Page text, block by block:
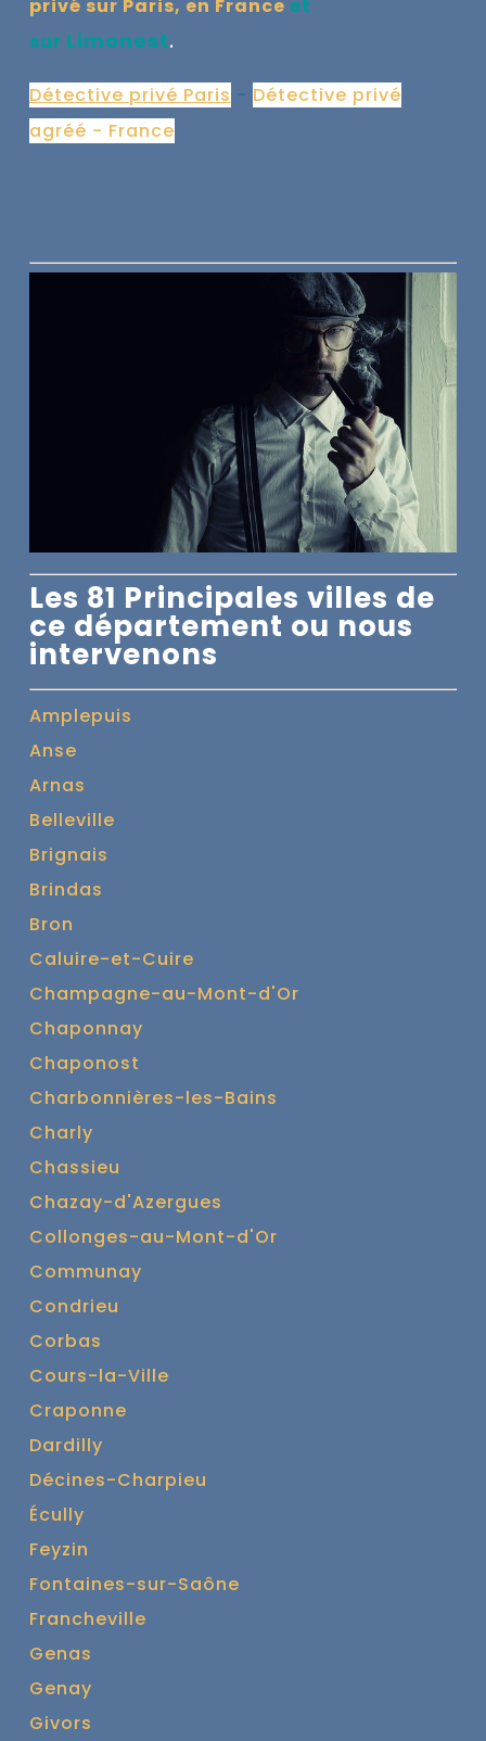
privé sur Paris, en France et
sur Limonest.
Détective privé Paris - Détective privé
agréé - France
Les 81 Principales villes de
ce département ou nous
intervenons
Amplepuis
Anse
Arnas
Belleville
Brignais
Brindas
Bron
Caluire-et-Cuire
Champagne-au-Mont-d'Or
Chaponnay
Chaponost
Charbonnières-les-Bains
Charly
Chassieu
Chazay-d'Azergues
Collonges-au-Mont-d'Or
Communay
Condrieu
Corbas
Cours-la-Ville
Craponne
Dardilly
Décines-Charpieu
Écully
Feyzin
Fontaines-sur-Saône
Francheville
Genas
Genay
Givors